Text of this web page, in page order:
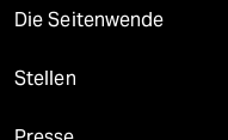
Die Seitenwende
Stellen